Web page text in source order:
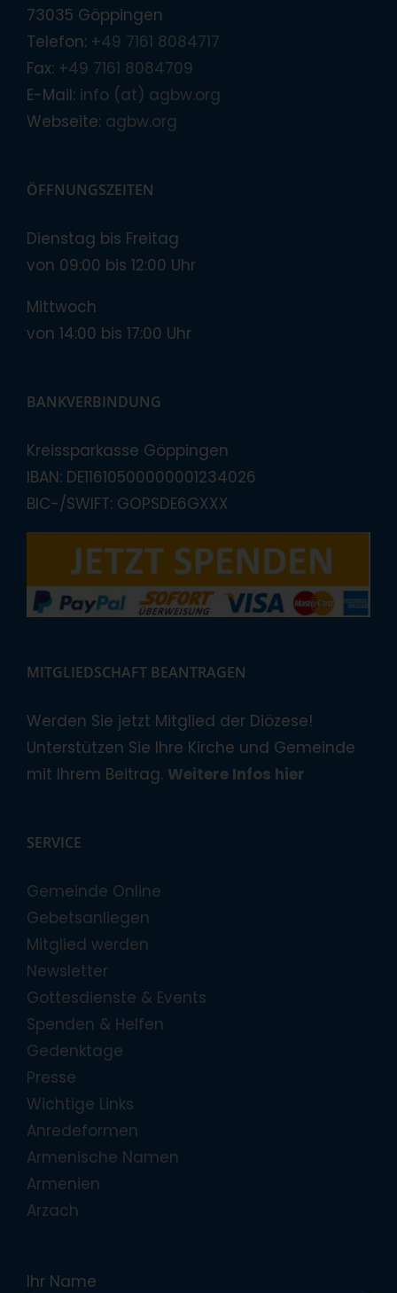
73035 Göppingen
Telefon: +49 7161 8084717
Fax: +49 7161 8084709
E-Mail: info (at) agbw.org
Webseite: agbw.org
ÖFFNUNGSZEITEN
Dienstag bis Freitag
von 09:00 bis 12:00 Uhr
Mittwoch
von 14:00 bis 17:00 Uhr
BANKVERBINDUNG
Kreissparkasse Göppingen
IBAN: DE11610500000001234026
BIC-/SWIFT: GOPSDE6GXXX
MITGLIEDSCHAFT BEANTRAGEN
Werden Sie jetzt Mitglied der Diözese!
Unterstützen Sie Ihre Kirche und Gemeinde
mit Ihrem Beitrag. Weitere Infos hier
SERVICE
Gemeinde Online
Gebetsanliegen
Mitglied werden
Newsletter
Gottesdienste & Events
Spenden & Helfen
Gedenktage
Presse
Wichtige Links
Anredeformen
Armenische Namen
Armenien
Arzach
Ihr Name